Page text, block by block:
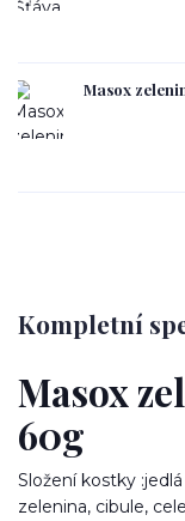
Masox
Kompletní
Masox
60g
Složení kostky
zelenina, cibule,